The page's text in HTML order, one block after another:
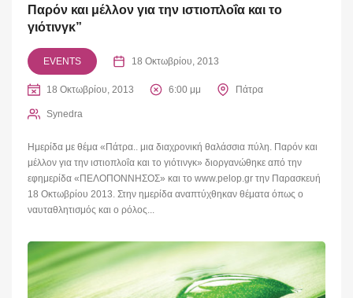
Παρόν και μέλλον για την ιστιοπλοΐα και το
γιότινγκ”
EVENTS 18 Οκτωβρίου, 2013
18 Οκτωβρίου, 2013 6:00 μμ Πάτρα
Synedra
Ημερίδα με θέμα «Πάτρα.. μια διαχρονική θαλάσσια πύλη. Παρόν και
μέλλον για την ιστιοπλοΐα και το γιότινγκ» διοργανώθηκε από την
εφημερίδα «ΠΕΛΟΠΟΝΝΗΣΟΣ» και το www.pelop.gr την Παρασκευή
18 Οκτωβρίου 2013. Στην ημερίδα αναπτύχθηκαν θέματα όπως ο
ναυταθλητισμός και ο ρόλος...